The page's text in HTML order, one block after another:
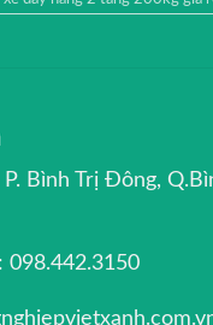
Bình Trị Đông,